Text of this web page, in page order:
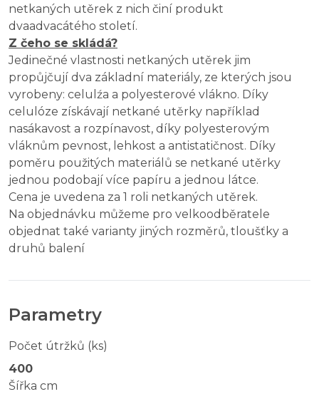
netkaných utěrek z nich činí produkt
dvaadvacátého století.
Z čeho se skládá?
Jedinečné vlastnosti netkaných utěrek jim
propůjčují dva základní materiály, ze kterých jsou
vyrobeny: celulźa a polyesterové vlákno. Díky
celulóze získávají netkané utěrky například
nasákavost a rozpínavost, díky polyesterovým
vláknům pevnost, lehkost a antistatičnost. Díky
poměru použitých materiálů se netkané utěrky
jednou podobají více papíru a jednou látce.
Cena je uvedena za 1 roli netkaných utěrek.
Na objednávku můžeme pro velkoodběratele
objednat také varianty jiných rozměrů, tloušťky a
druhů balení
Parametry
Počet útržků (ks)
400
Šířka cm